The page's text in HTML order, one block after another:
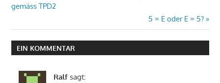
Navigation
Beitrag:
gemäss TPD2
Nächster
Beitrag:
5 = E oder E = 5?
EIN KOMMENTAR
Ralf sagt: